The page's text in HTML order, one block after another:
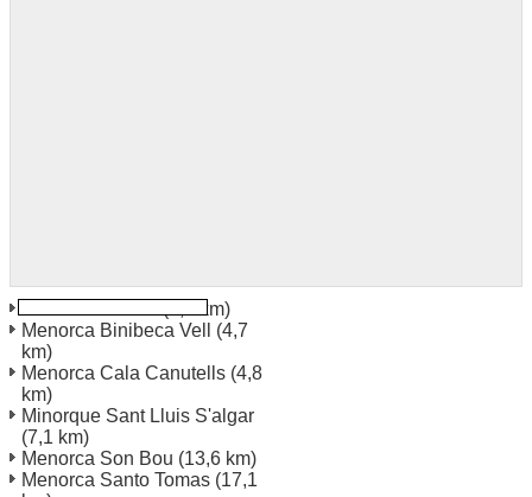
(4,4 km)
Menorca Binibeca Vell
(4,7
km)
Menorca Cala Canutells (4,8
km)
Minorque Sant Lluis S'algar
(7,1 km)
Menorca Son Bou (13,6 km)
Menorca Santo Tomas (17,1